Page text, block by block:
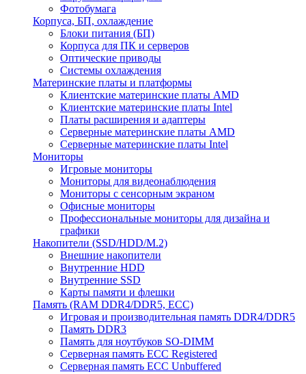
Фотобумага
Корпуса, БП, охлаждение
Блоки питания (БП)
Корпуса для ПК и серверов
Оптические приводы
Системы охлаждения
Материнские платы и платформы
Клиентские материнские платы AMD
Клиентские материнские платы Intel
Платы расширения и адаптеры
Серверные материнские платы AMD
Серверные материнские платы Intel
Мониторы
Игровые мониторы
Мониторы для видеонаблюдения
Мониторы с сенсорным экраном
Офисные мониторы
Профессиональные мониторы для дизайна и
графики
Накопители (SSD/HDD/M.2)
Внешние накопители
Внутренние HDD
Внутренние SSD
Карты памяти и флешки
Память (RAM DDR4/DDR5, ECC)
Игровая и производительная память DDR4/DDR5
Память DDR3
Память для ноутбуков SO-DIMM
Серверная память ECC Registered
Серверная память ECC Unbuffered